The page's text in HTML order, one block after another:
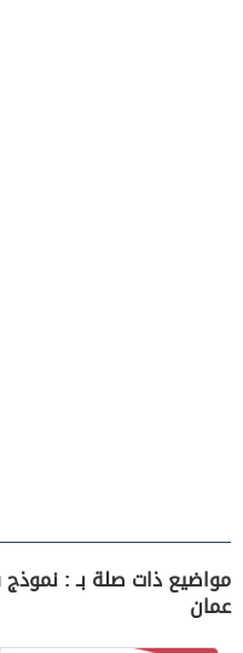
مواضيع ذات صلة بـ :
عمان